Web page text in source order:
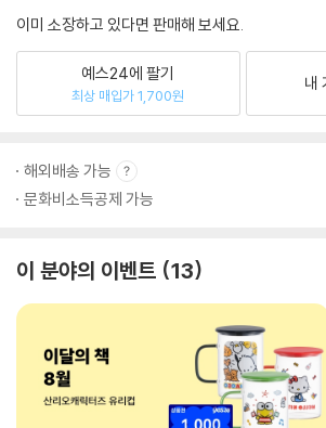
이미 소장하고 있다면 판매해 보세요.
예스24에 팔기
최상 매입가 1,700원
내
해외배송 가능
문화비소득공제 가능
이 분야의 이벤트 13